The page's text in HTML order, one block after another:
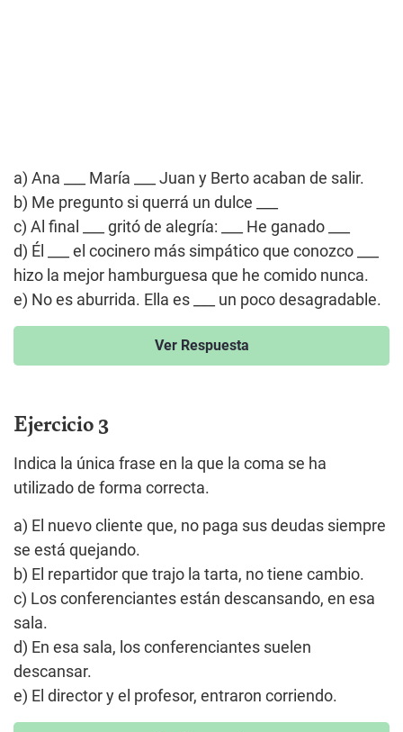
a) Ana ___ María ___ Juan y Berto acaban de salir.
b) Me pregunto si querrá un dulce ___
c) Al final ___ gritó de alegría: ___ He ganado ___
d) Él ___ el cocinero más simpático que conozco ___
hizo la mejor hamburguesa que he comido nunca.
e) No es aburrida. Ella es ___ un poco desagradable.
Ver Respuesta
Ejercicio 3
Indica la única frase en la que la coma se ha
utilizado de forma correcta.
a) El nuevo cliente que, no paga sus deudas siempre
se está quejando.
b) El repartidor que trajo la tarta, no tiene cambio.
c) Los conferenciantes están descansando, en esa
sala.
d) En esa sala, los conferenciantes suelen
descansar.
e) El director y el profesor, entraron corriendo.